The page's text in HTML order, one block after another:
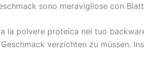
sono meravigliose con
la polvere proteica nel tuo
verzichten zu müssen.